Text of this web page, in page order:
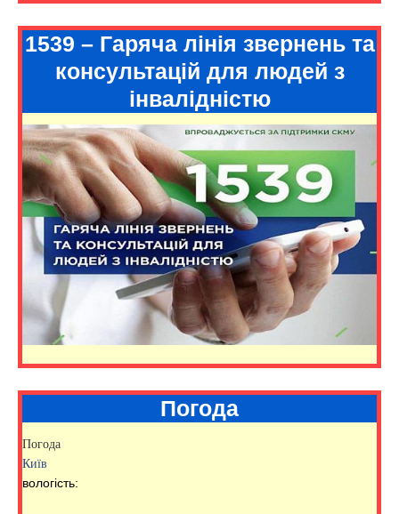
1539 – Гаряча лінія звернень та
консультацій для людей з
інвалідністю
Погода
Погода
Київ
вологість: